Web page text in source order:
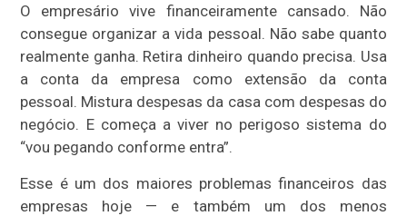
O empresário vive financeiramente cansado. Não
consegue organizar a vida pessoal. Não sabe quanto
realmente ganha. Retira dinheiro quando precisa. Usa
a conta da empresa como extensão da conta
pessoal. Mistura despesas da casa com despesas do
negócio. E começa a viver no perigoso sistema do
“vou pegando conforme entra”.
Esse é um dos maiores problemas financeiros das
empresas hoje — e também um dos menos